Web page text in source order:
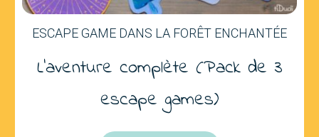
ESCAPE GAME DANS LA FORÊT ENCHANTÉE
L'aventure complète (Pack de 3
escape games)